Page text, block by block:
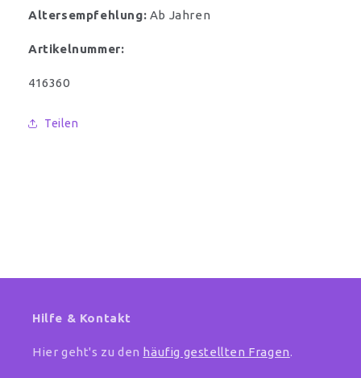
Altersempfehlung: Ab Jahren
Artikelnummer:
SKU:
416360
Teilen
Hilfe & Kontakt
Hier geht's zu den häufig gestellten Fragen.